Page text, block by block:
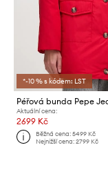
*-10 % s kódem: LST
Aktuální cena:
2699 Kč
Běžná cena:5499 Kč
Nejnižší cena:2799 Kč